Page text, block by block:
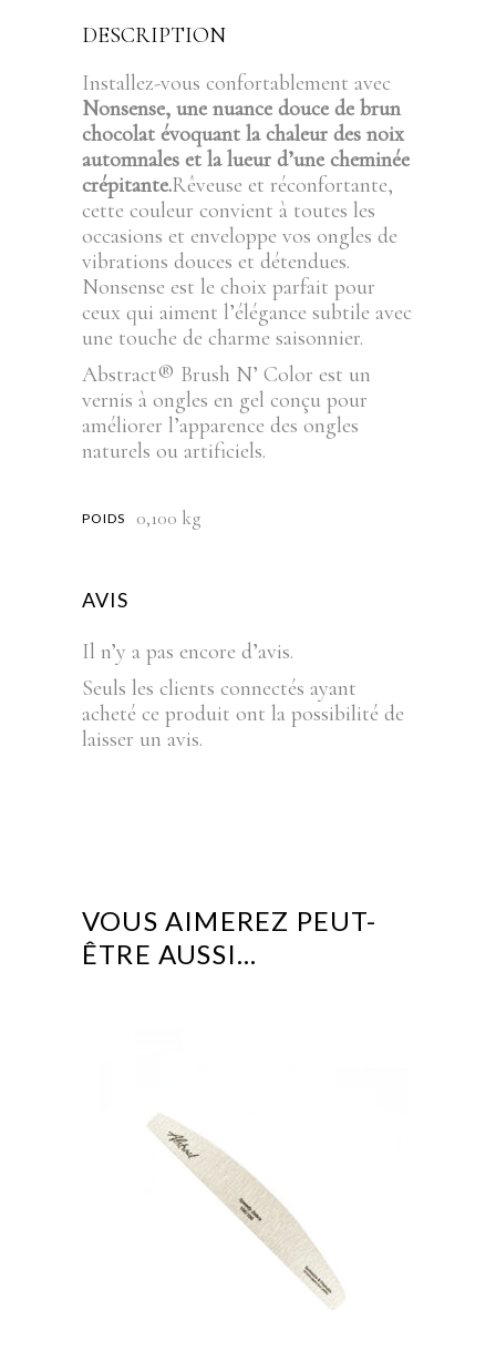
DESCRIPTION
Installez-vous confortablement avec
Nonsense, une nuance douce de brun
chocolat évoquant la chaleur des noix
automnales et la lueur d’une cheminée
crépitante.Rêveuse et réconfortante,
cette couleur convient à toutes les
occasions et enveloppe vos ongles de
vibrations douces et détendues.
Nonsense est le choix parfait pour
ceux qui aiment l’élégance subtile avec
une touche de charme saisonnier.
Abstract® Brush N’ Color est un
vernis à ongles en gel conçu pour
améliorer l’apparence des ongles
naturels ou artificiels.
POIDS 0,100 kg
AVIS
Il n’y a pas encore d’avis.
Seuls les clients connectés ayant
acheté ce produit ont la possibilité de
laisser un avis.
VOUS AIMEREZ PEUT-
ÊTRE AUSSI…